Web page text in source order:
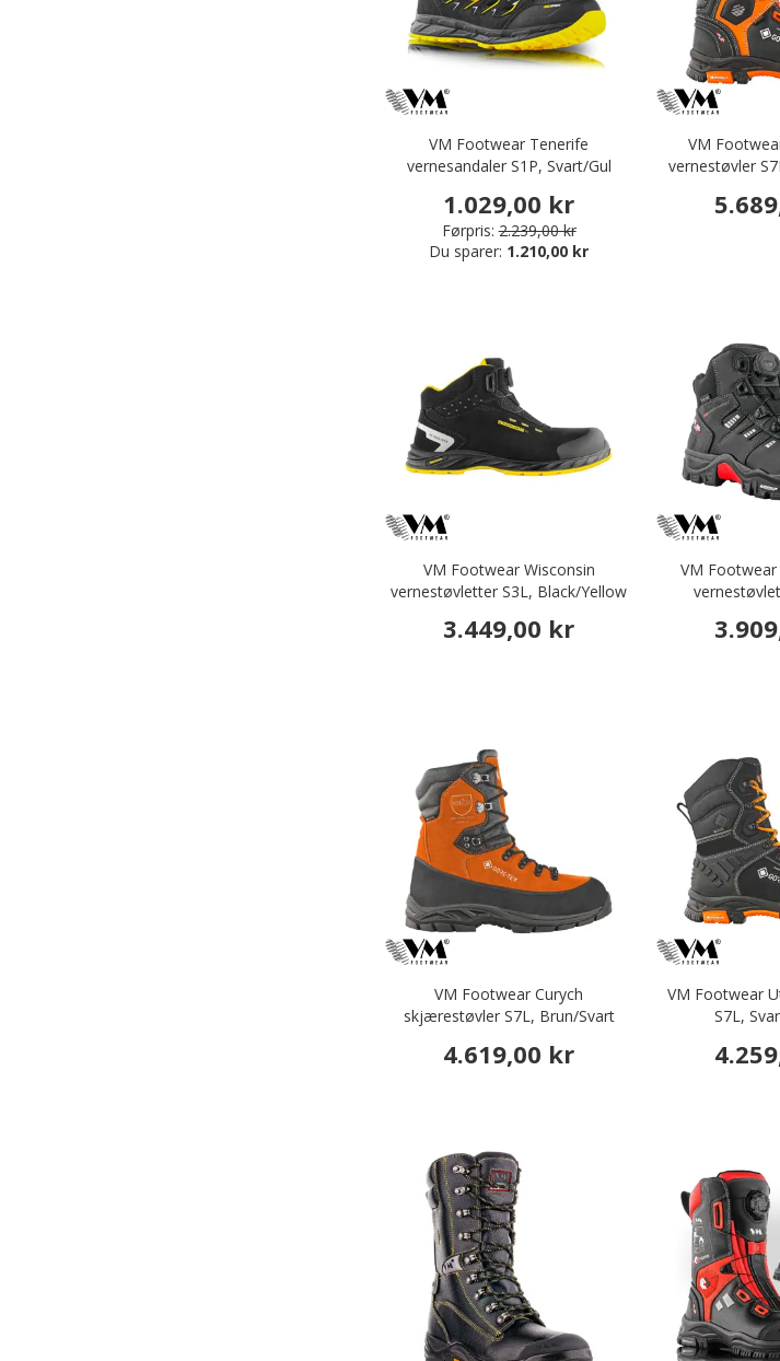
VM Footwear Tenerife
vernesandaler S1P, Svart/Gul
1.029,00 kr
Førpris: 2.239,00 kr
Du sparer: 1.210,00 kr
VM
vernestøvler
VM Footwear Wisconsin
vernestøvletter S3L, Black/Yellow
3.449,00 kr
VM
VM Footwear Curych
skjærestøvler S7L, Brun/Svart
4.619,00 kr
VM Footwear
S7L,